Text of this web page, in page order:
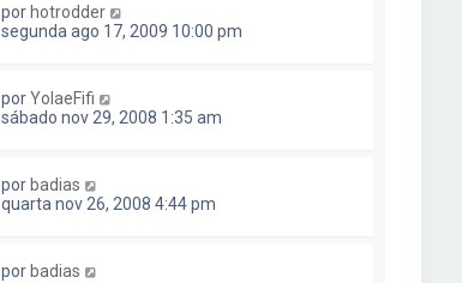
por hotrodder
segunda ago 17, 2009 10:00 pm
porYolaeFifi
sábado nov 29, 2008 1:35 am
por badias
quarta nov 26, 2008 4:44 pm
por badias